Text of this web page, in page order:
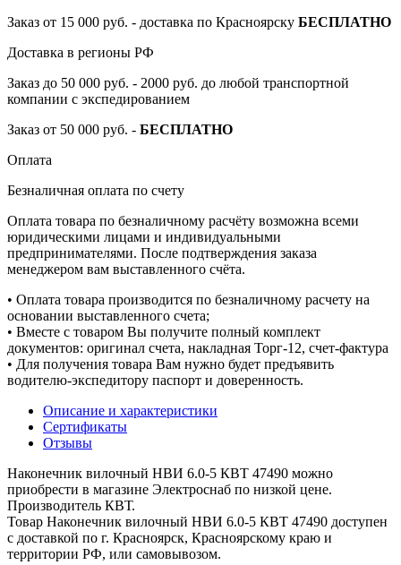
Заказ от 15 000 руб. - доставка по Красноярску БЕСПЛАТНО
Доставка в регионы РФ
Заказ до 50 000 руб. - 2000 руб. до любой транспортной
компании с экспедированием
Заказ от 50 000 руб. - БЕСПЛАТНО
Оплата
Безналичная оплата по счету
Оплата товара по безналичному расчёту возможна всеми
юридическими лицами и индивидуальными
предпринимателями. После подтверждения заказа
менеджером вам выставленного счёта.
• Оплата товара производится по безналичному расчету на
основании выставленного счета;
• Вместе с товаром Вы получите полный комплект
документов: оригинал счета, накладная Торг-12, счет-фактура
• Для получения товара Вам нужно будет предъявить
водителю-экспедитору паспорт и доверенность.
Описание и характеристики
Сертификаты
Отзывы
Наконечник вилочный НВИ 6.0-5 КВТ 47490 можно
приобрести в магазине Электроснаб по низкой цене.
Производитель КВТ.
Товар Наконечник вилочный НВИ 6.0-5 КВТ 47490 доступен
с доставкой по г. Красноярск, Красноярскому краю и
территории РФ, или самовывозом.